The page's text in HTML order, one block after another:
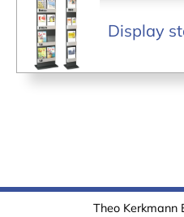
Display
Theo Kerkmann